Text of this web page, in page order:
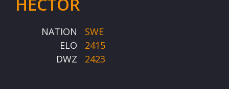
NATION
SWE
ELO
2415
DWZ
2423